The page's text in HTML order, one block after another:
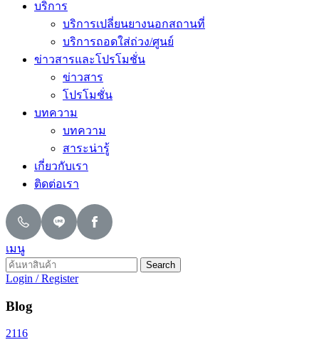
บริการ
บริการเปลี่ยนยางนอกสถานที่
บริการถอดใส่ถ่วง/ศูนย์
ข่าวสารและโปรโมชั่น
ข่าวสาร
โปรโมชั่น
บทความ
บทความ
สาระน่ารู้
เกี่ยวกับเรา
ติดต่อเรา
เมนู
Search
Login / Register
Blog
2116